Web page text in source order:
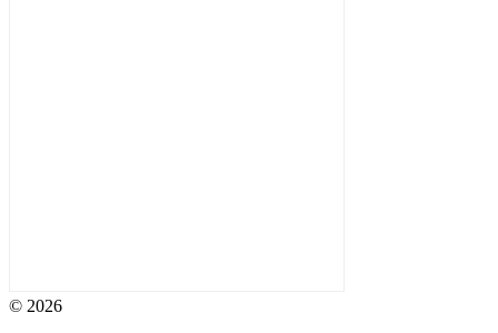
© 2026